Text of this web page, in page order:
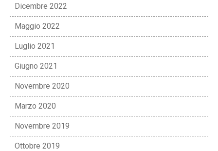
Dicembre 2022
Maggio 2022
Luglio 2021
Giugno 2021
Novembre 2020
Marzo 2020
Novembre 2019
Ottobre 2019